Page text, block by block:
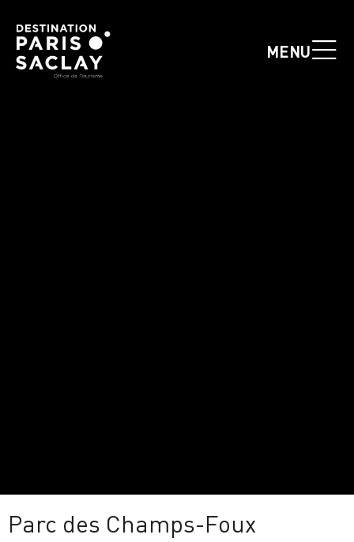
MENU
Parc des Champs-Foux